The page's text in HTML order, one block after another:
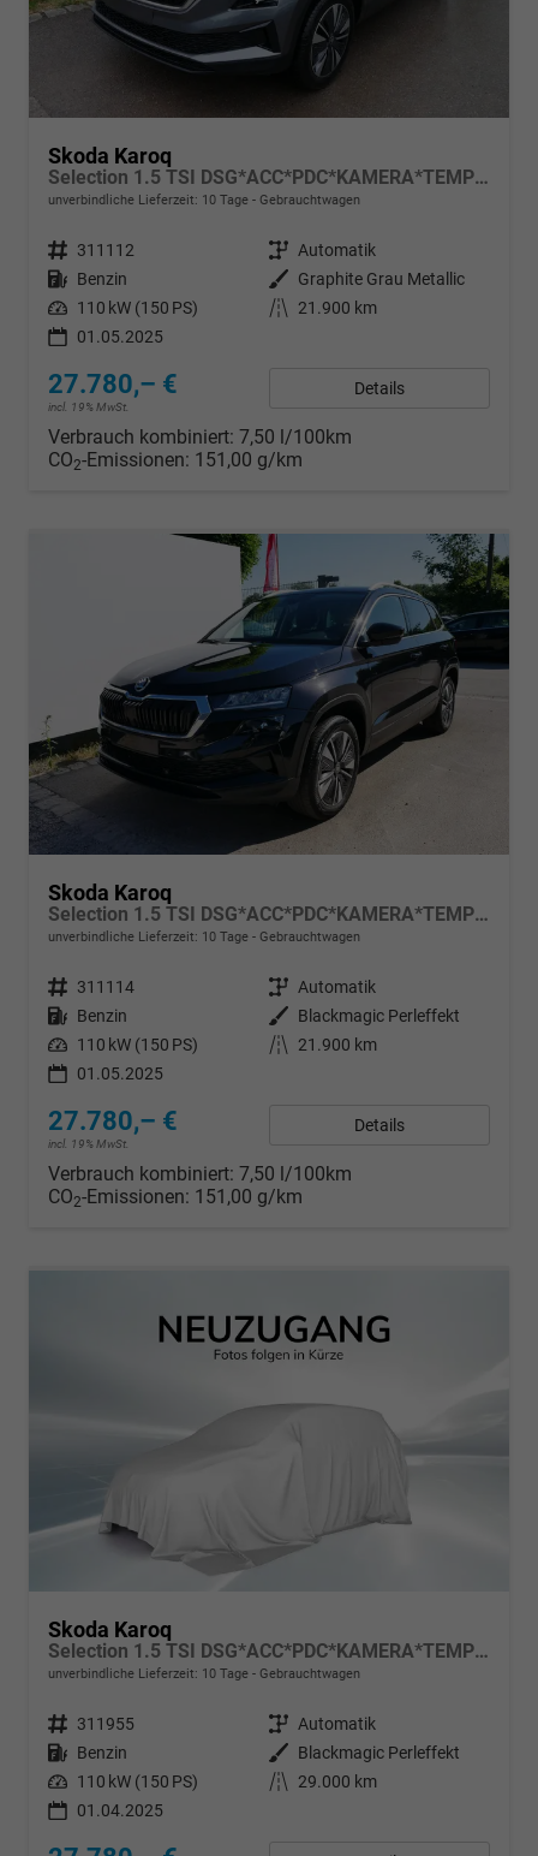
Skoda Karoq
Selection 1.5 TSI DSG*ACC*PDC*KAMERA*TEMPOMAT*LED*SMARTLINK*KLIMA*RADIO*17-ZOLL
unverbindliche Lieferzeit: 10 Tage Gebrauchtwagen
Fahrzeugnr. 311112 Getriebe Automatik
Kraftstoff Benzin Außenfarbe
Graphite Grau Metallic
Leistung 110 kW (150 PS) Kilometerstand
21.900 km
01.05.2025
27.780,– €
incl. 19% MwSt.
Details
Verbrauch kombiniert: 7,50 l/100km
CO2-Emissionen: 151,00 g/km
Skoda Karoq
Selection 1.5 TSI DSG*ACC*PDC*KAMERA*TEMPOMAT*LED*SMARTLINK*KLIMA*RADIO*17-ZOLL
unverbindliche Lieferzeit: 10 Tage Gebrauchtwagen
Fahrzeugnr. 311114 Getriebe Automatik
Kraftstoff Benzin Außenfarbe
Blackmagic Perleffekt
Leistung 110 kW (150 PS) Kilometerstand
21.900 km
01.05.2025
27.780,– €
incl. 19% MwSt.
Details
Verbrauch kombiniert: 7,50 l/100km
CO2-Emissionen: 151,00 g/km
Skoda Karoq
Selection 1.5 TSI DSG*ACC*PDC*KAMERA*TEMPOMAT*LED*SMARTLINK*KLIMA*RADIO*17-ZOLL
unverbindliche Lieferzeit: 10 Tage Gebrauchtwagen
Fahrzeugnr. 311955 Getriebe Automatik
Kraftstoff Benzin Außenfarbe
Blackmagic Perleffekt
Leistung 110 kW (150 PS) Kilometerstand
29.000 km
01.04.2025